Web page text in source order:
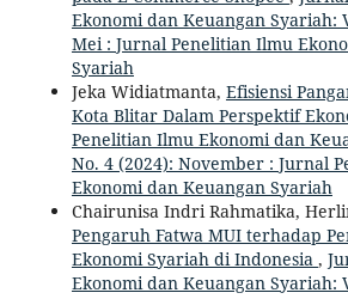
Ekonomi dan Keuangan Syariah:
Mei : Jurnal Penelitian Ilmu
Syariah
Jeka Widiatmanta, Efisiensi
Kota Blitar Dalam Perspektif
Penelitian Ilmu Ekonomi dan
No. 4 (2024): November : Jurnal
Ekonomi dan Keuangan Syariah
Chairunisa Indri Rahmatika,
Pengaruh Fatwa MUI terhadap
Ekonomi Syariah di Indonesia ,
Ekonomi dan Keuangan Syariah: